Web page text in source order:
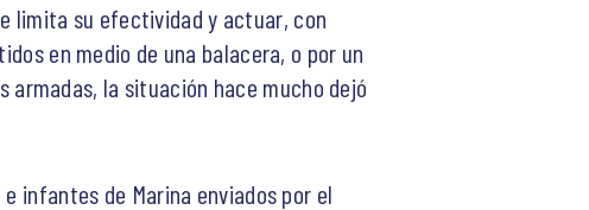
limita su efectividad y actuar, con
en medio de una balacera, o por un
armadas, la situación hace mucho dejó
infantes de Marina enviados por el